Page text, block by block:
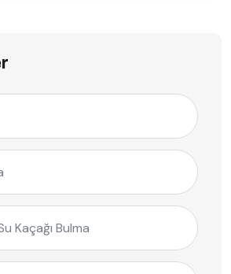
Kaçağı Bulma